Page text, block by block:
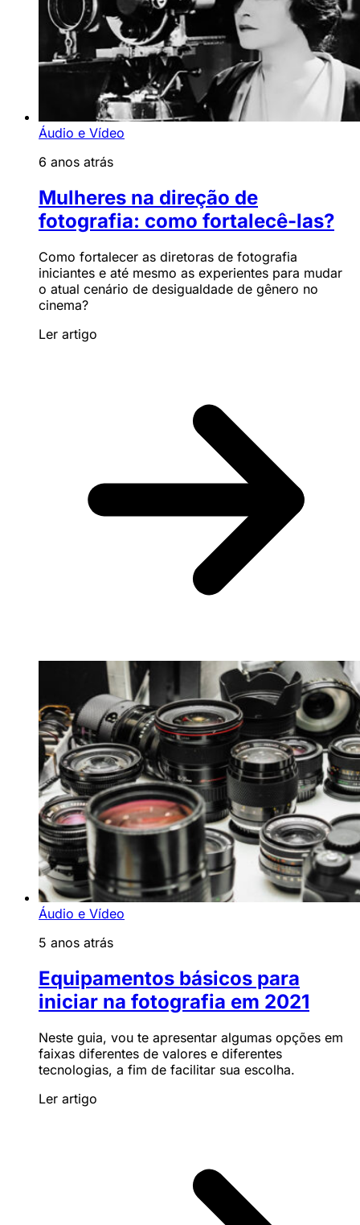
Áudio e Vídeo
6 anos atrás
Mulheres na direção de
fotografia: como fortalecê-las?
Como fortalecer as diretoras de fotografia
iniciantes e até mesmo as experientes para mudar
o atual cenário de desigualdade de gênero no
cinema?
Ler artigo
Áudio e Vídeo
5 anos atrás
Equipamentos básicos para
iniciar na fotografia em 2021
Neste guia, vou te apresentar algumas opções em
faixas diferentes de valores e diferentes
tecnologias, a fim de facilitar sua escolha.
Ler artigo